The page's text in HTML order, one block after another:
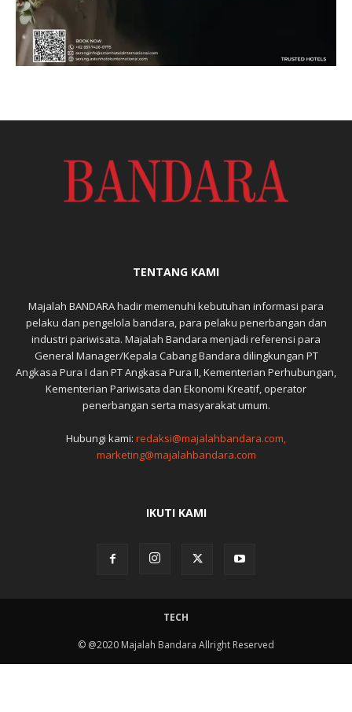
TENTANG KAMI
Majalah BANDARA hadir memenuhi kebutuhan informasi para
pelaku dan pengelola bandara, para pelaku penerbangan dan
industri pariwisata. Majalah Bandara menjadi referensi para
General Manager/Kepala Cabang Bandara dilingkungan PT
Angkasa Pura I dan PT Angkasa Pura II, Kementerian Perhubungan,
Kementerian Pariwisata dan Ekonomi Kreatif, operator
penerbangan serta masyarakat umum.
Hubungi kami: redaksi@majalahbandara.com,
marketing@majalahbandara.com
IKUTI KAMI
TECH
© @2020 Majalah Bandara Allright Reserved